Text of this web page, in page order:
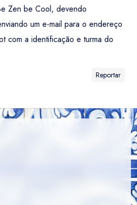
Zen be Cool, devendo
um e-mail para o endereço
com a identificação e turma do
Reportar